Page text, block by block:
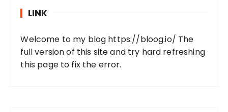
LINK
Welcome to my blog https://bloog.io/ The
full version of this site and try hard refreshing
this page to fix the error.